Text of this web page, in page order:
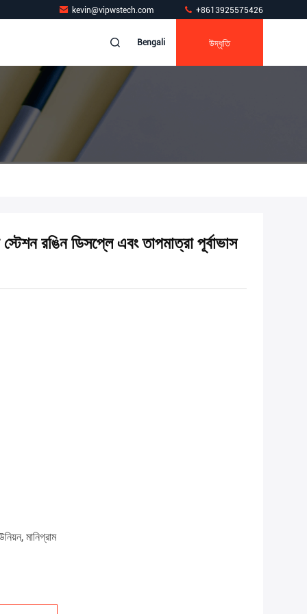
kevin@vipwstech.com +8613925575426
Bengali উদ্ধৃতি
রঙিন ডিসপ্লে এবং তাপমাত্রা পূর্বাভাস
মানিগ্রাম